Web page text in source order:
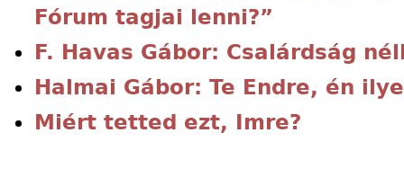
Fórum tagjai lenni?”
F. Havas Gábor: Csalárdság
Halmai Gábor: Te Endre, én
Miért tetted ezt, Imre?